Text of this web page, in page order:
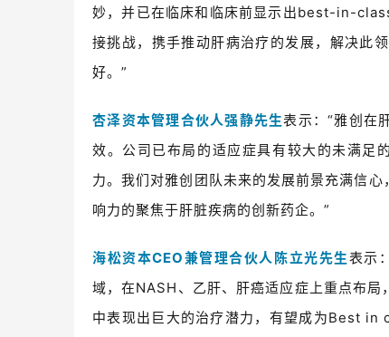
妙，并已在临床和临床前显示出best-in-
接挑战，携手推动肝病治疗的发展，解决此
好。”
杏泽资本管理合伙人强静先生表示：“雅创在
效。公司已布局的适应症具有较大的未满
力。我们对雅创团队未来的发展前景充满信
响力的聚焦于肝脏疾病的创新药企。”
海松资本CEO兼管理合伙人陈立光先生表示
域，在NASH、乙肝、肝癌适应症上重点布
中表现出巨大的治疗潜力，有望成为Best in